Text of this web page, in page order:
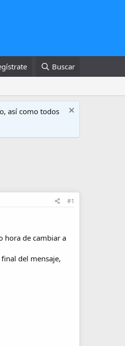
Buscar
así como todos
#1
hora de cambiar a
del mensaje,